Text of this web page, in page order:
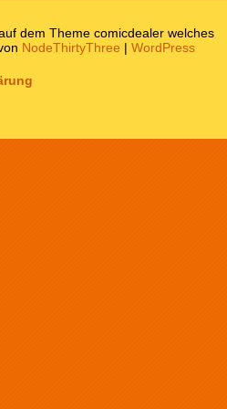
dem Theme comicdealer welches
NodeThirtyThree |WordPress